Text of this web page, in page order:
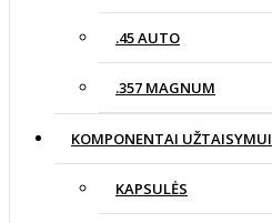
.45 AUTO
.357 MAGNUM
KOMPONENTAI UŽTAISYMUI
KAPSULĖS